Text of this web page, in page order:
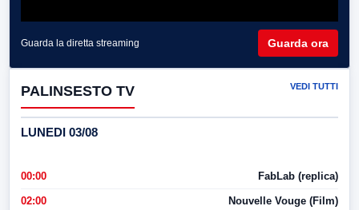
Guarda la diretta streaming Guarda ora
PALINSESTO TV VEDI TUTTI
LUNEDI 03/08
00:00 FabLab (replica)
02:00 Nouvelle Vouge (Film)